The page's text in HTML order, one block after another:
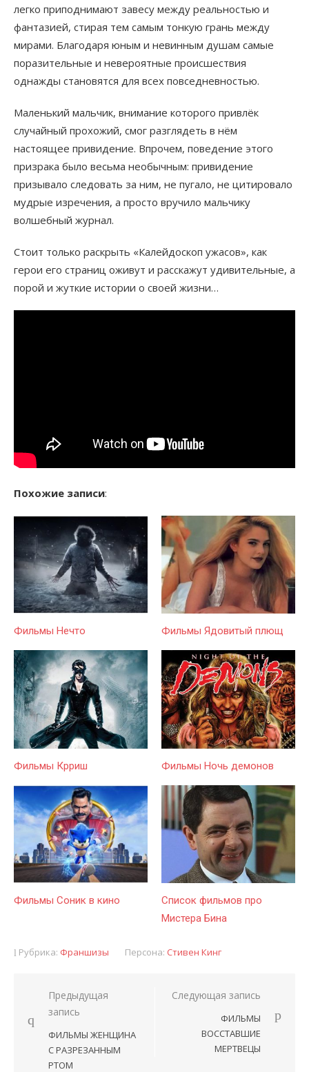
легко приподнимают завесу между реальностью и
фантазией, стирая тем самым тонкую грань между
мирами. Благодаря юным и невинным душам самые
поразительные и невероятные происшествия
однажды становятся для всех повседневностью.
Маленький мальчик, внимание которого привлёк
случайный прохожий, смог разглядеть в нём
настоящее привидение. Впрочем, поведение этого
призрака было весьма необычным: привидение
призывало следовать за ним, не пугало, не цитировало
мудрые изречения, а просто вручило мальчику
волшебный журнал.
Стоит только раскрыть «Калейдоскоп ужасов», как
герои его страниц оживут и расскажут удивительные, а
порой и жуткие истории о своей жизни…
Похожие записи:
Фильмы Нечто Фильмы Ядовитый плющ
Фильмы Крриш Фильмы Ночь демонов
Фильмы Соник в кино
Список фильмов про
Мистера Бина
Рубрика: Франшизы Персона: Стивен Кинг
Навигация
по
записям
Предыдущая
запись
ФИЛЬМЫ ЖЕНЩИНА
С РАЗРЕЗАННЫМ
РТОМ
Следующая запись
ФИЛЬМЫ
ВОССТАВШИЕ
МЕРТВЕЦЫ